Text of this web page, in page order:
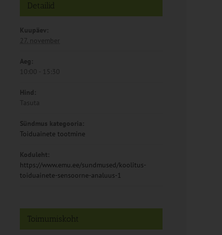
Detailid
Kuupäev:
27. november
Aeg:
10:00 - 15:30
Hind:
Tasuta
Sündmus kategooria:
Toiduainete tootmine
Koduleht:
https://www.emu.ee/sundmused/koolitus-
toiduainete-sensoorne-analuus-1
Toimumiskoht